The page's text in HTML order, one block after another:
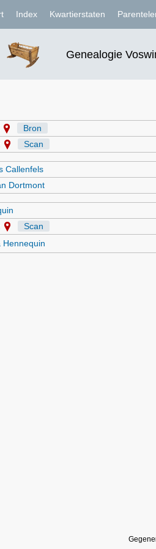
Genealogie
Index Kwartierstaten
Bron
Scan
Callenfels
Dortmont
Scan
Hennequin